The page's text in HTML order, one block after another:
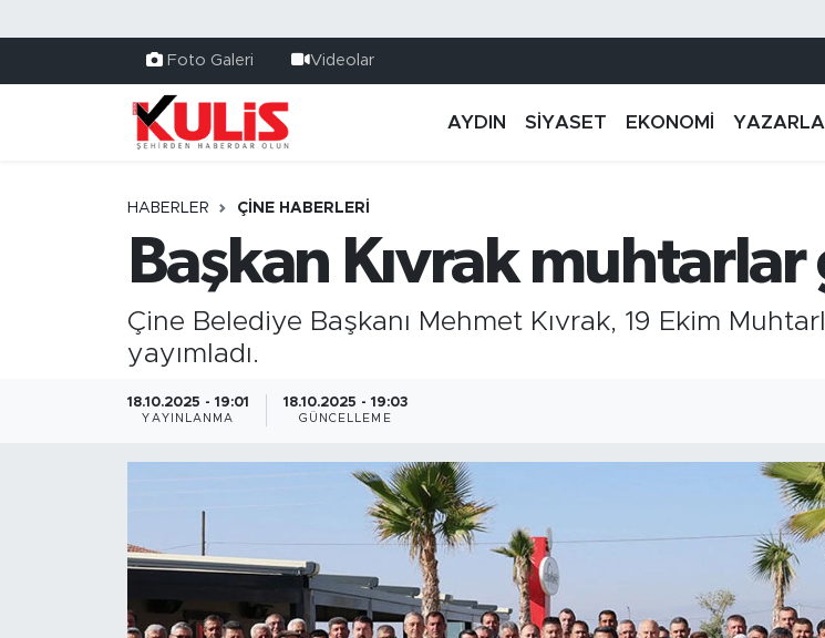
Foto Galeri Videolar
AYDIN SİYASET EKONOMİ
HABERLER ÇINE HABERLERI
Başkan Kıvrak
Çine Belediye Başkanı Mehmet Kıvrak, 19 Ekim
yayımladı.
18.10.2025 - 19:01
YAYINLANMA
18.10.2025 - 19:03
GÜNCELLEME